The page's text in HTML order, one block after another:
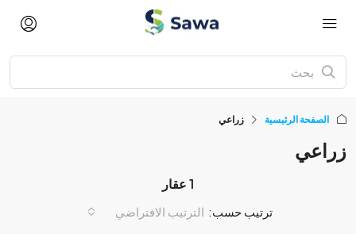
الصفحة الرئيسية زراعي
زراعي
1 عقار
ترتيب حسب: الترتيب الافتراضي